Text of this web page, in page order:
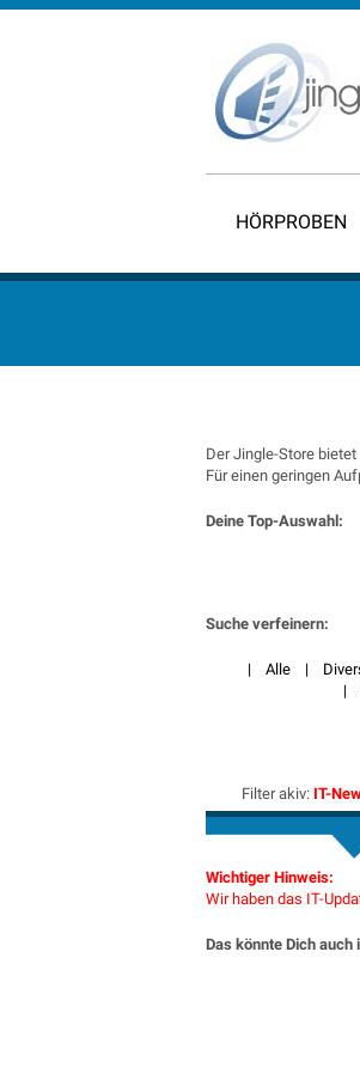
HÖRPROBEN
Der Jingle-Store
Für einen geringen
Deine Top-Auswahl:
Suche verfeinern:
| Alle |
|
Filter akiv: IT-
Wichtiger Hinweis:
Wir haben das IT-
Das könnte Dich